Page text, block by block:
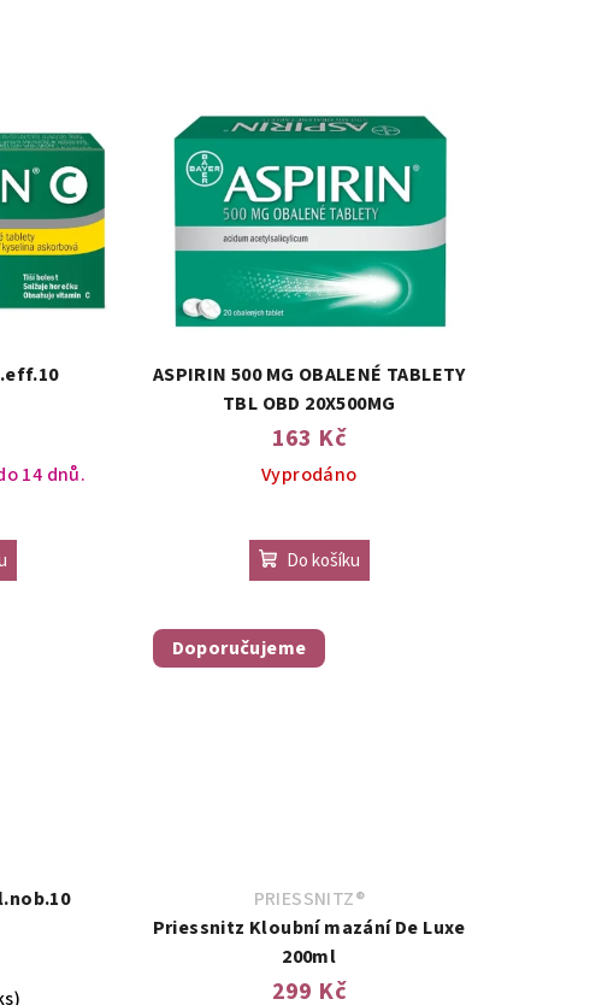
14 dnů.
ASPIRIN 500 MG OBALENÉ TABLETY
TBL OBD 20X500MG
163 Kč
Vyprodáno
Do košíku
Doporučujeme
PRIESSNITZ®
Priessnitz Kloubní mazání De Luxe
200ml
299 Kč